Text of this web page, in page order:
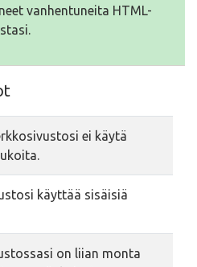
vanhentuneita HTML-
ei käytä
käyttää sisäisiä
on liian monta